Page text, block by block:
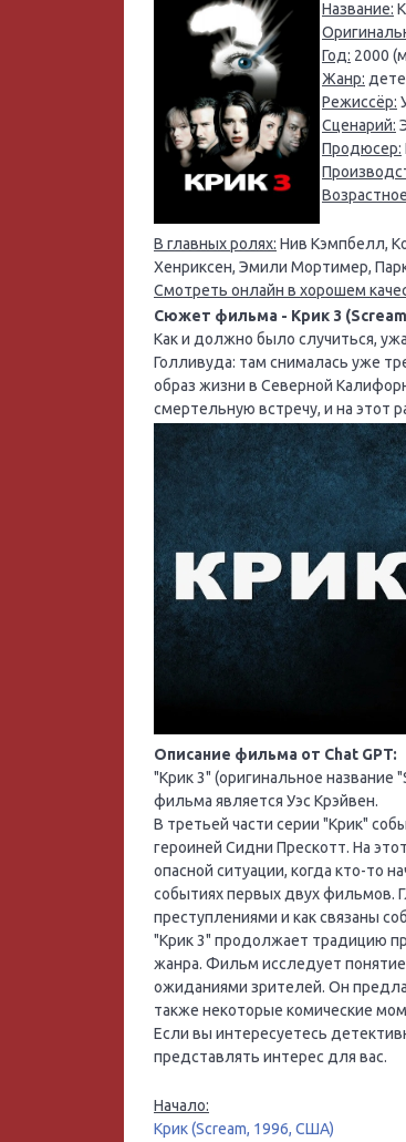
Название:
Год: 2000
Жанр:
Режиссёр:
Сценарий:
Продюсер:
В главных ролях: Нив Кэмпбелл,
Хенриксен, Эмили Мортимер,
Смотреть онлайн в хорошем
Сюжет фильма - Крик 3
Как и должно было случиться,
Голливуда: там снималась уже
образ жизни в Северной
смертельную встречу, и на этот
Описание фильма от Chat GPT:
"Крик 3" (оригинальное
фильма является Уэс Крэйвен.
В третьей части серии "Крик"
героиней Сидни Прескотт. На
опасной ситуации, когда кто-то
событиях первых двух фильмов.
преступлениями и как связаны
"Крик 3" продолжает традицию
жанра. Фильм исследует понятие
ожиданиями зрителей. Он
также некоторые комические
Если вы интересуетесь
представлять интерес для вас.
Начало:
Крик (Scream, 1996, США)